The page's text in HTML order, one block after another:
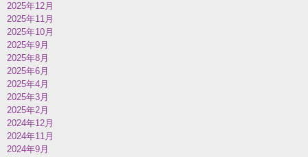
2025年12月
2025年11月
2025年10月
2025年9月
2025年8月
2025年6月
2025年4月
2025年3月
2025年2月
2024年12月
2024年11月
2024年9月